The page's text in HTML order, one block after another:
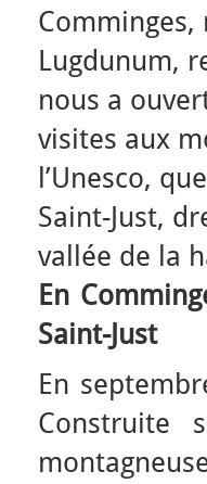
Comminges,
Lugdunum,
nous a
visites aux
l’Unesco,
Saint-Just,
vallée de la
En
Saint-Just
En
Construite